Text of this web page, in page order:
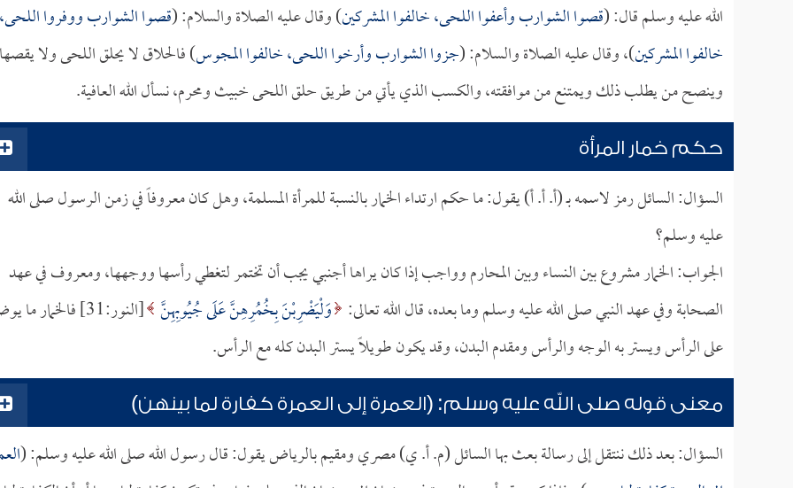
الله عليه وسلم قال: (قصوا الشوارب وأعفوا اللحى، خالفوا المشركين) وقال عليه الصلاة والسلام: (قصوا الشوارب ووفروا
خالفوا المشركين)، وقال عليه الصلاة والسلام: (جزوا الشوارب وأرخوا اللحى، خالفوا المجوس) فالحلاق لا يحلق اللحى ولا
وينصح من يطلب ذلك ويمتنع من موافقته، والكسب الذي يأتي من طريق حلق اللحى خبيث ومحرم، نسأل الله العافية.
حكم خمار المرأة
السؤال: السائل رمز لاسمه بـ (أ. أ. أ) يقول: ما حكم ارتداء الخمار بالنسبة للمرأة المسلمة، وهل كان معروفاً في زمن الرسول صلى الله
عليه وسلم؟
الجواب: الخمار مشروع بين النساء وبين المحارم وواجب إذا كان يراها أجنبي يجب أن تختمر لتغطي رأسها ووجهها، ومعروف في عهد
الصحابة وفي عهد النبي صلى الله عليه وسلم وما بعده، قال الله تعالى: وَلْيَضْرِبْنَ بِخُمُرِهِنَّ عَلَى جُيُوبِهِنَّ
[النور:31] فالخمار ما
على الرأس ويستر به الوجه والرأس ومقدم البدن، وقد يكون طويلاً يستر البدن كله مع الرأس.
معنى قوله صلى الله عليه وسلم: (العمرة إلى العمرة كفارة لما بينهن)
السؤال: بعد ذلك ننتقل إلى رسالة بعث بها السائل (م. أ. ي) مصري ومقيم بالرياض يقول: قال رسول الله صلى الله عليه وسلم: (